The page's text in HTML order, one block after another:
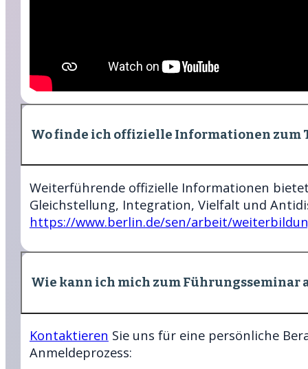
Wo finde ich offizielle Informationen zum
Weiterführende offizielle Informationen
Gleichstellung, Integration, Vielfalt und
https://www.berlin.de/sen/arbeit/
Wie kann ich mich zum Führungsseminar
Kontaktieren Sie uns für eine persönliche
Anmeldeprozess: